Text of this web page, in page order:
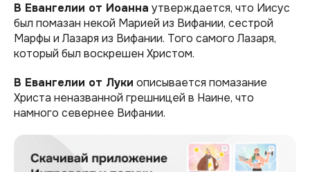
В Евангелии от Иоанна утверждается, что Иисус
был помазан некой Марией из Вифании, сестрой
Марфы и Лазаря из Вифании. Того самого Лазаря,
который был воскрешен Христом.
В Евангелии от Луки описывается помазание
Христа неназванной грешницей в Наине, что
намного севернее Вифании.